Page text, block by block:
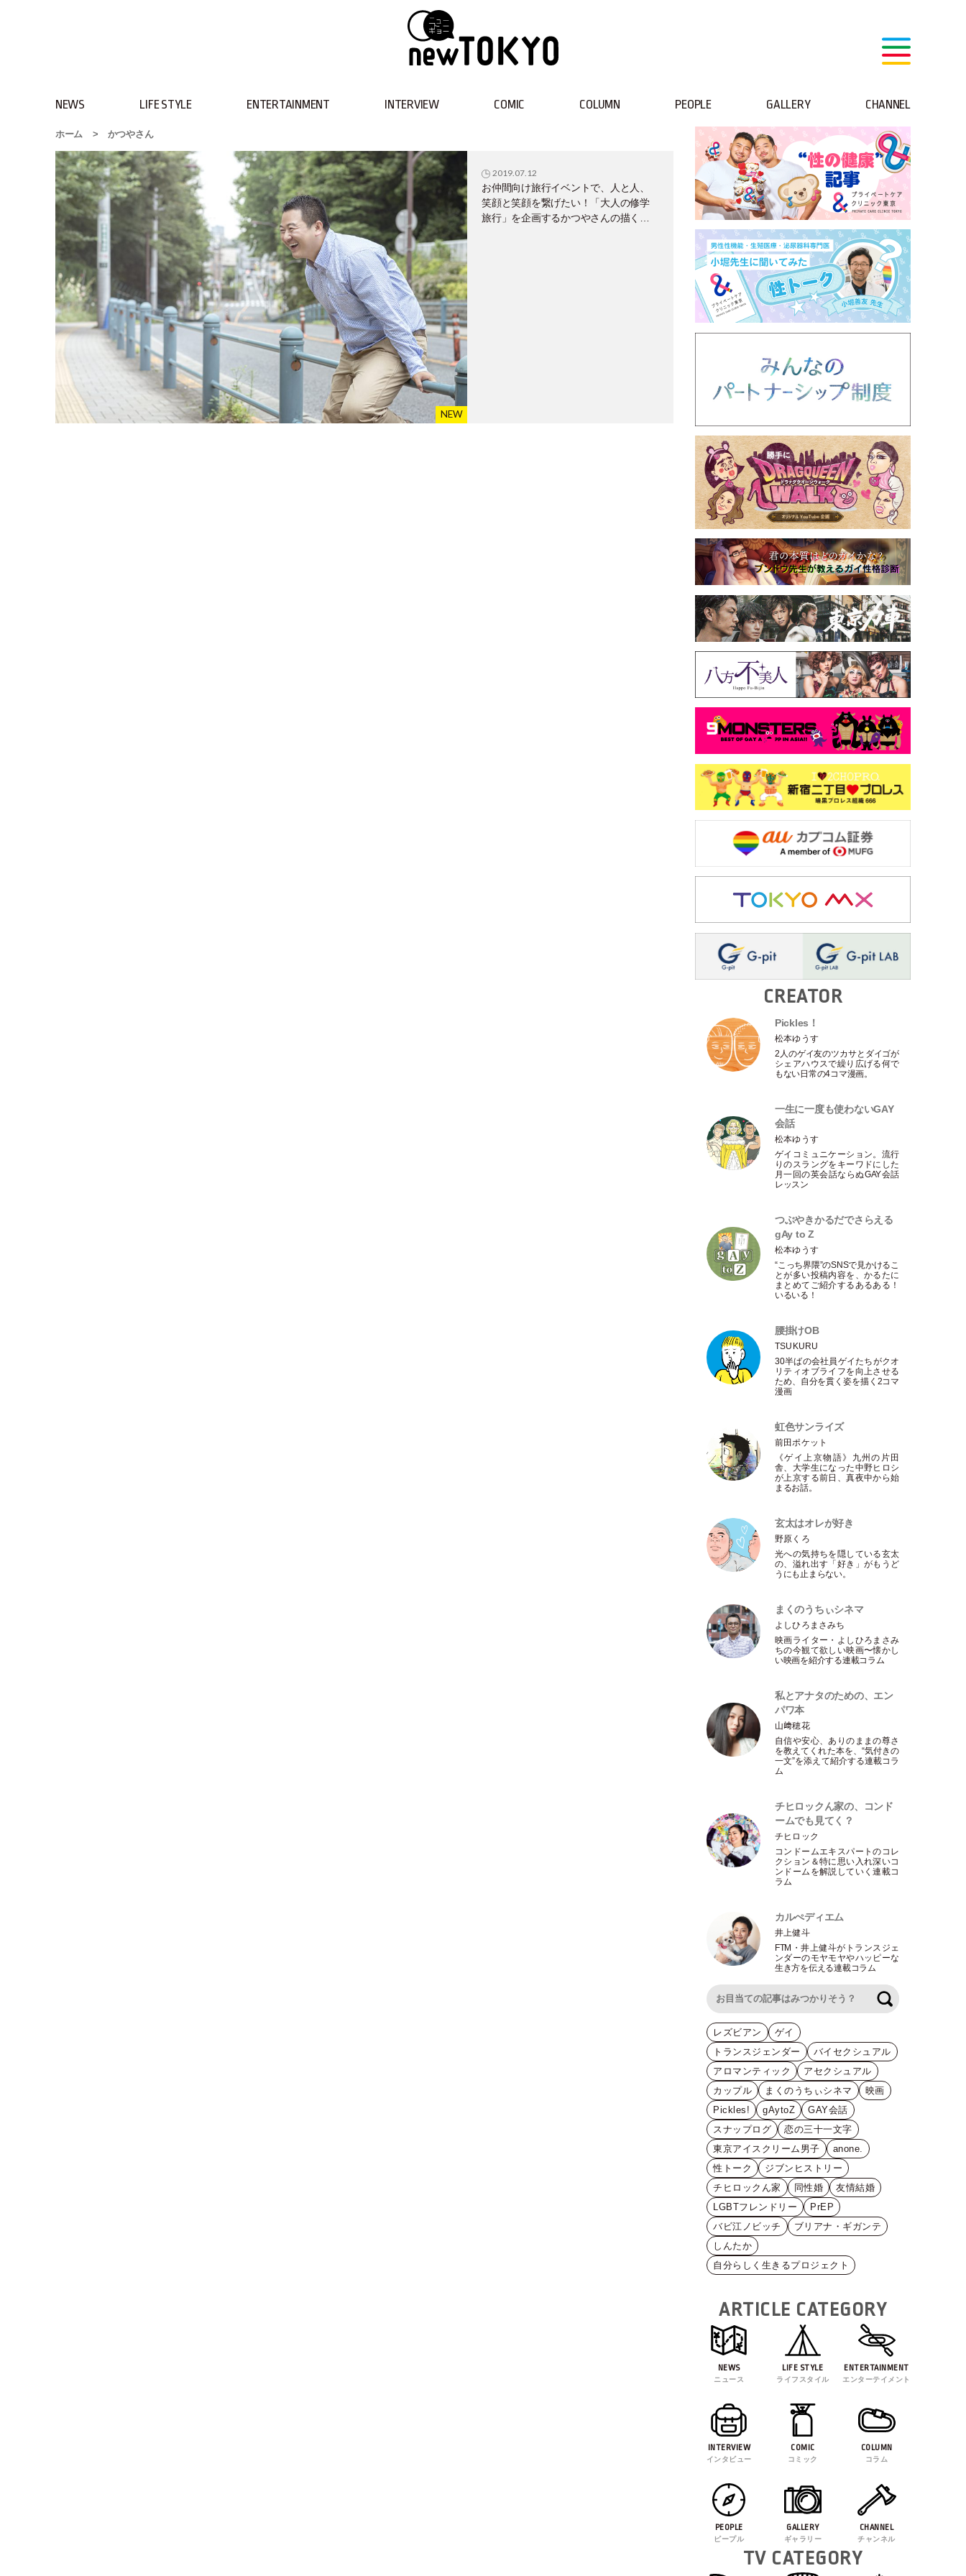
NEWS LIFE STYLE ENTERTAINMENT INTERVIEW COMIC COLUMN PEOPLE GALLERY CHANNEL
ホーム > かつやさん
2019.07.12
お仲間向け旅行イベントで、人と人、
笑顔と笑顔を繋げたい！「大人の修学
旅行」を企画するかつやさんの描く夢
CREATOR
Pickles！
松本ゆうす
2人のゲイ友のツカサとダイゴが
シェアハウスで繰り広げる何で
もない日常の4コマ漫画。
一生に一度も使わないGAY
会話
松本ゆうす
ゲイコミュニケーション。流行
りのスラングをキーワドにした
月一回の英会話ならぬGAY会話
レッスン
つぶやきかるだでさらえる
gAy to Z
松本ゆうす
“こっち界隈”のSNSで見かけるこ
とが多い投稿内容を、かるたに
まとめてご紹介するあるある！
いるいる！
腰掛けOB
TSUKURU
30半ばの会社員ゲイたちがクオ
リティオブライフを向上させる
ため、自分を貫く姿を描く2コマ
漫画
虹色サンライズ
前田ポケット
《ゲイ上京物語》九州の片田
舎、大学生になった中野ヒロシ
が上京する前日、真夜中から始
まるお話。
玄太はオレが好き
野原くろ
光への気持ちを隠している玄太
の、溢れ出す 「好き 」がもうど
うにも止まらない。
まくのうちぃシネマ
よしひろまさみち
映画ライター ・ よしひろまさみ
ちの今観て欲しい映画〜懐かし
い映画を紹介する連載コラム
私とアナタのための、エン
パワ本
山﨑穂花
自信や安心、ありのままの尊さ
を教えてくれた本を、“気付きの
一文”を添えて紹介する連載コラ
ム
チヒロックん家の、コンド
ームでも見てく？
チヒロック
コンドームエキスパートのコレ
クション＆特に思い入れ深いコ
ンドームを解説していく連載コ
ラム
カルぺディエム
井上健斗
FTM ・井上健斗がトランスジェ
ンダーのモヤモヤやハッピーな
生き方を伝える連載コラム
レズビアン
ゲイ
トランスジェンダー
バイセクシュアル
アロマンティック
アセクシュアル
カップル
まくのうちぃシネマ
映画
Pickles!
gAytoZ
GAY会話
スナップログ
恋の三十一文字
東京アイスクリーム男子
anone.
性トーク
ジブンヒストリー
チヒロックん家
同性婚
友情結婚
LGBTフレンドリー
PrEP
バビ江ノビッチ
ブリアナ・ギガンテ
しんたか
自分らしく生きるプロジェクト
ARTICLE CATEGORY
NEWS
ニュース
LIFE STYLE
ライフスタイル
ENTERTAINMENT
エンターテイメント
INTERVIEW
インタビュー
COMIC
コミック
COLUMN
コラム
PEOPLE
ピープル
GALLERY
ギャラリー
CHANNEL
チャンネル
TV CATEGORY